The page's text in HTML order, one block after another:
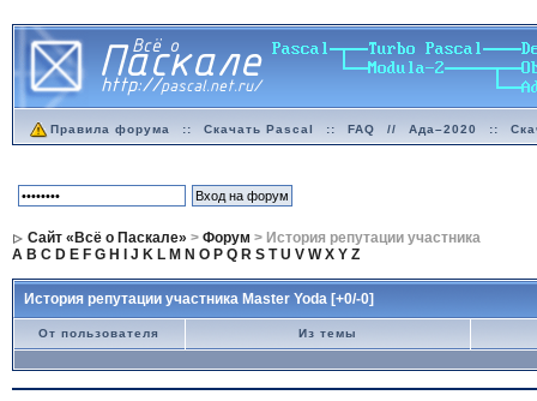
Правила форума :: Скачать Pascal :: FAQ // Ада–2020 ::
Сайт «Всё о Паскале» > Форум > История репутации участника
A B C D E F G H J K L M N O P Q R S T U V W X Y Z
История репутации участника Master Yoda [+0/-0]
От пользователя Из темы